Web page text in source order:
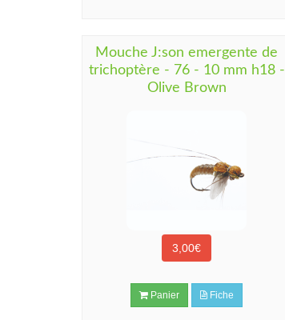
Mouche J:son emergente de
trichoptère - 76 - 10 mm h18 -
Olive Brown
3,00€
Panier Fiche